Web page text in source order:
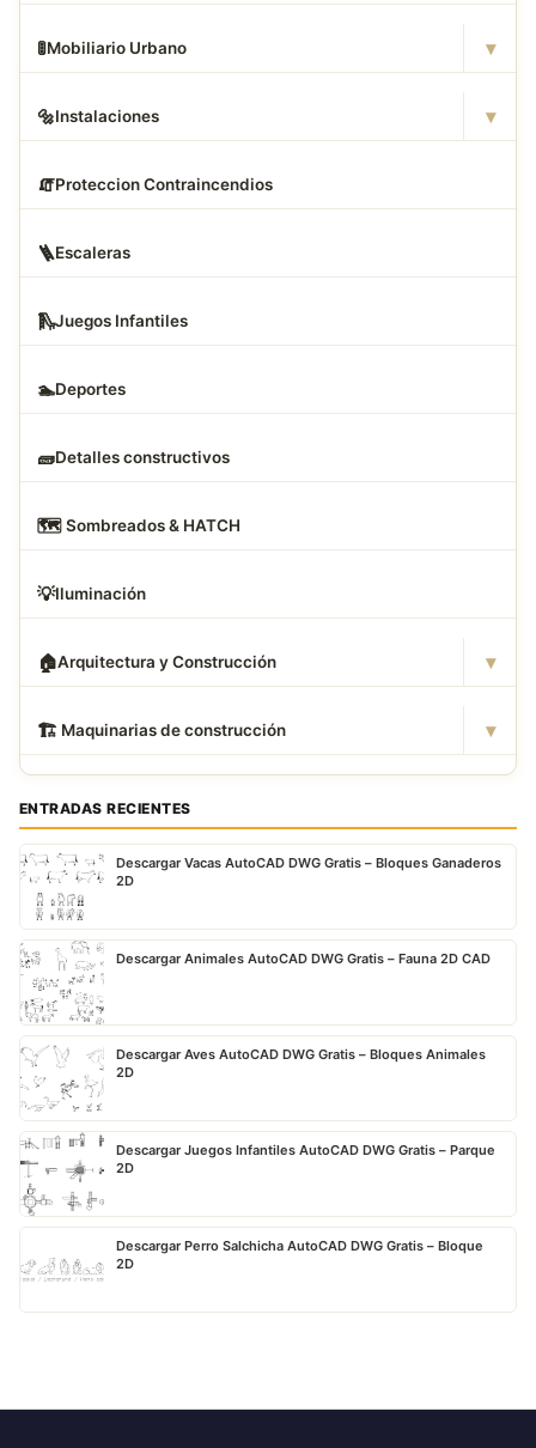
🚦Mobiliario Urbano ▾
🔩Instalaciones ▾
🧯Proteccion Contraincendios
🪜Escaleras
🛝Juegos Infantiles
🏊Deportes
🧱Detalles constructivos
🗺️ Sombreados & HATCH
💡Iluminación
🏠Arquitectura y Construcción ▾
🏗 ️ Maquinarias de construcción ▾
ENTRADAS RECIENTES
Descargar Vacas AutoCAD DWG Gratis – Bloques Ganaderos
2D
Descargar Animales AutoCAD DWG Gratis – Fauna 2D CAD
Descargar Aves AutoCAD DWG Gratis – Bloques Animales
2D
Descargar Juegos Infantiles AutoCAD DWG Gratis – Parque
2D
Descargar Perro Salchicha AutoCAD DWG Gratis – Bloque
2D